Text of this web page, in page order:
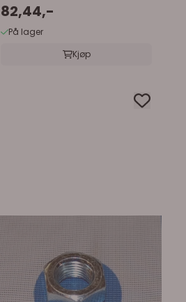
82,44,-
På lager
Kjøp